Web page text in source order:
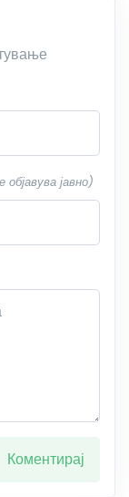
јавно)
Коментирај